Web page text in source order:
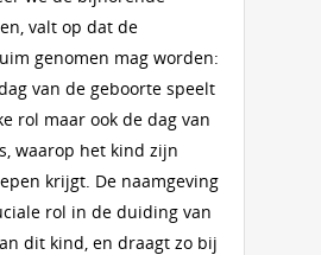
valt op dat de
genomen mag worden:
van de geboorte speelt
rol maar ook de dag van
waarop het kind zijn
krijgt. De naamgeving
rol in de duiding van
dit kind, en draagt zo bij